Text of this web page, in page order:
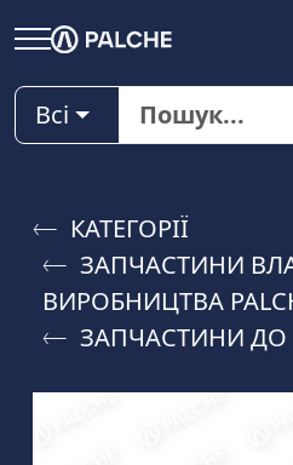
Всі
КАТЕГОРІЇ
ЗАПЧАСТИНИ
ВИРОБНИЦТВА
ЗАПЧАСТИНИ ДО